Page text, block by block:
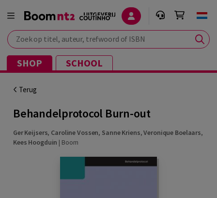
Zoek op titel, auteur, trefwoord of ISBN
SHOP SCHOOL
Terug
Behandelprotocol Burn-out
Ger Keijsers, Caroline Vossen, Sanne Kriens,Veronique Boelaars,
Kees Hoogduin | Boom